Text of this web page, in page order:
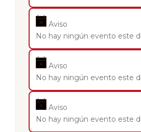
Aviso
No hay ningún evento este
Aviso
No hay ningún evento este
Aviso
No hay ningún evento este